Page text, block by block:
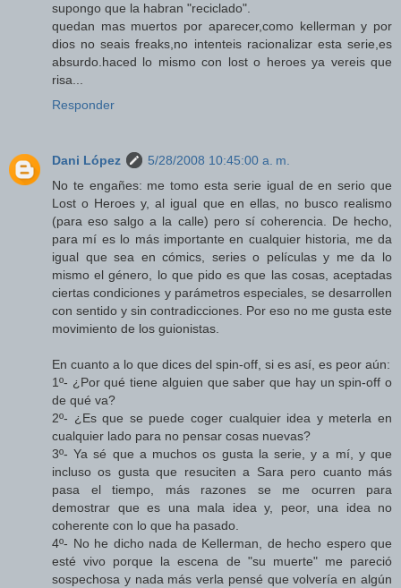
supongo que la habran "reciclado".
quedan mas muertos por aparecer,como kellerman y por
dios no seais freaks,no intenteis racionalizar esta serie,es
absurdo.haced lo mismo con lost o heroes ya vereis que
risa...
Responder
Dani López
5/28/2008 10:45:00 a. m.
No te engañes: me tomo esta serie igual de en serio que
Lost o Heroes y, al igual que en ellas, no busco realismo
(para eso salgo a la calle) pero sí coherencia. De hecho,
para mí es lo más importante en cualquier historia, me da
igual que sea en cómics, series o películas y me da lo
mismo el género, lo que pido es que las cosas, aceptadas
ciertas condiciones y parámetros especiales, se desarrollen
con sentido y sin contradicciones. Por eso no me gusta este
movimiento de los guionistas.
En cuanto a lo que dices del spin-off, si es así, es peor aún:
1º- ¿Por qué tiene alguien que saber que hay un spin-off o
de qué va?
2º- ¿Es que se puede coger cualquier idea y meterla en
cualquier lado para no pensar cosas nuevas?
3º- Ya sé que a muchos os gusta la serie, y a mí, y que
incluso os gusta que resuciten a Sara pero cuanto más
pasa el tiempo, más razones se me ocurren para
demostrar que es una mala idea y, peor, una idea no
coherente con lo que ha pasado.
4º- No he dicho nada de Kellerman, de hecho espero que
esté vivo porque la escena de "su muerte" me pareció
sospechosa y nada más verla pensé que volvería en algún